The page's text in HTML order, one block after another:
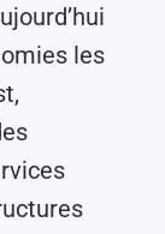
les